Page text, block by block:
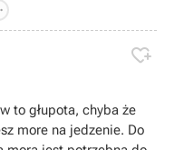

to głupota, chyba że
more na jedzenie. Do